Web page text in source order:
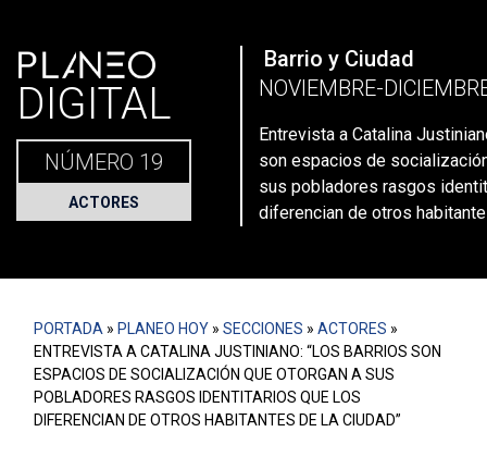
Portada» Planeo Hoy Secciones»Actores»Entrevista a
PLANEO
DIGITAL
NÚMERO 19
ACTORES
Barrio y Ciudad
NOVIEMBRE-
Entrevista a Catalina
son espacios de
sus pobladores rasgos
diferencian de otros
PORTADA » PLANEO HOY » SECCIONES » ACTORES »
ENTREVISTA A CATALINA JUSTINIANO: “LOS BARRIOS SON
ESPACIOS DE SOCIALIZACIÓN QUE OTORGAN A SUS
POBLADORES RASGOS IDENTITARIOS QUE LOS
DIFERENCIAN DE OTROS HABITANTES DE LA CIUDAD”